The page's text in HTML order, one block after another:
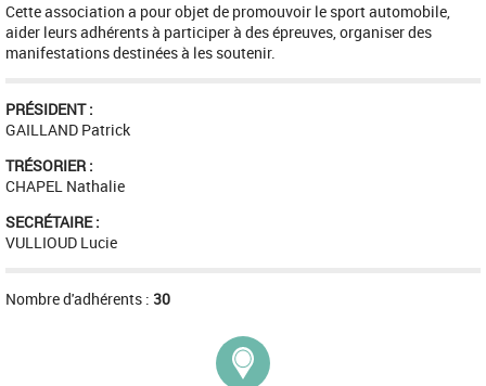
Cette association a pour objet de promouvoir le sport automobile,
aider leurs adhérents à participer à des épreuves, organiser des
manifestations destinées à les soutenir.
PRÉSIDENT :
GAILLAND Patrick
TRÉSORIER :
CHAPEL Nathalie
SECRÉTAIRE :
VULLIOUD Lucie
Nombre d'adhérents : 30